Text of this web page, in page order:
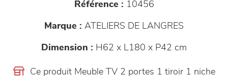
Référence : 10456
Marque : ATELIERS DE LANGRES
Dimension : H62 x L180 x P42 cm
Ce produit Meuble TV 2 portes 1 tiroir 1 niche